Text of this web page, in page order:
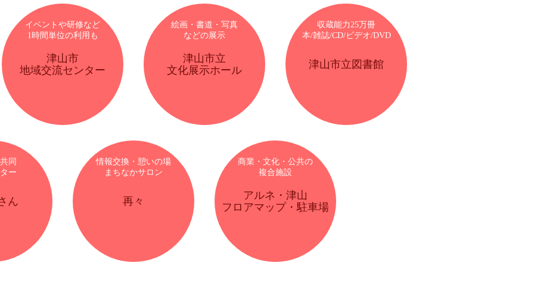
イベントや研修など
1時間単位の利用も
津山市
地域交流センター
絵画・書道・写真
などの展示
津山市立
文化展示ホール
収蔵能力25万冊
本/雑誌/CD/ビデオ/DVD
津山市立図書館
同
ー
ん
情報交換・憩いの場
まちなかサロン
再々
商業・文化・公共の
複合施設
アルネ・津山
フロアマップ・駐車場